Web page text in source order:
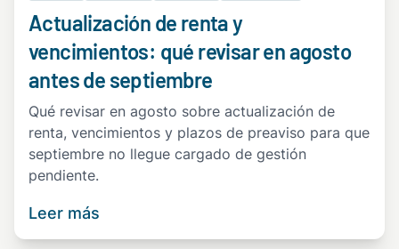
Actualización de renta y
vencimientos: qué revisar en agosto
antes de septiembre
Qué revisar en agosto sobre actualización de
renta, vencimientos y plazos de preaviso para que
septiembre no llegue cargado de gestión
pendiente.
Leer más